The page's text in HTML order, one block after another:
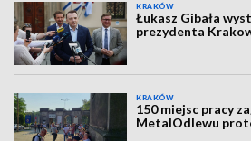
KRAKÓW
Łukasz Gibała
prezydenta
KRAKÓW
150 miejsc pracy
MetalOdlewu